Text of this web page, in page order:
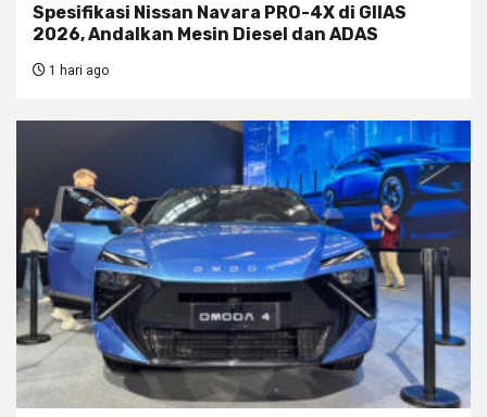
Spesifikasi Nissan Navara PRO-4X di GIIAS
2026, Andalkan Mesin Diesel dan ADAS
1 hari ago